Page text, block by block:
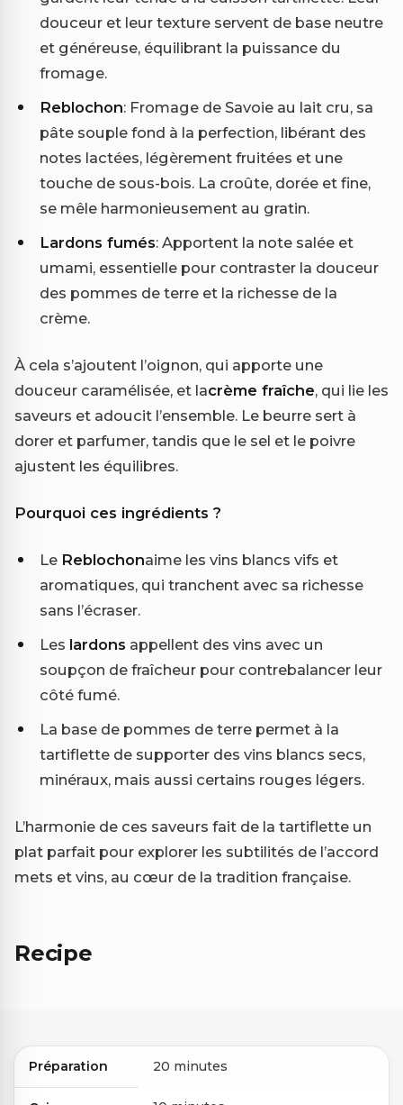
douceur et leur texture servent de base neutre
et généreuse, équilibrant la puissance du
fromage.
Reblochon: Fromage de Savoie au lait cru, sa
pâte souple fond à la perfection, libérant des
notes lactées, légèrement fruitées et une
touche de sous-bois. La croûte, dorée et fine,
se mêle harmonieusement au gratin.
Lardons fumés: Apportent la note salée et
umami, essentielle pour contraster la douceur
des pommes de terre et la richesse de la
crème.
À cela s’ajoutent l’oignon, qui apporte une
douceur caramélisée, et lacrème fraîche, qui lie les
saveurs et adoucit l’ensemble. Le beurre sert à
dorer et parfumer, tandis que le sel et le poivre
ajustent les équilibres.
Pourquoi ces ingrédients ?
Le Reblochonaime les vins blancs vifs et
aromatiques, qui tranchent avec sa richesse
sans l’écraser.
Les lardons appellent des vins avec un
soupçon de fraîcheur pour contrebalancer leur
côté fumé.
La base de pommes de terre permet à la
tartiflette de supporter des vins blancs secs,
minéraux, mais aussi certains rouges légers.
L’harmonie de ces saveurs fait de la tartiflette un
plat parfait pour explorer les subtilités de l’accord
mets et vins, au cœur de la tradition française.
Recipe
Préparation 20 minutes